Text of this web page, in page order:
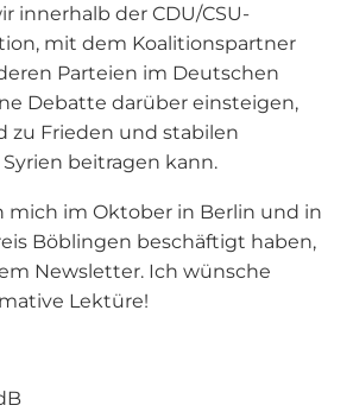
innerhalb der CDU/CSU-
mit dem Koalitionspartner
Parteien im Deutschen
Debatte darüber einsteigen,
zu Frieden und stabilen
beitragen kann.
mich im Oktober in Berlin und in
Böblingen beschäftigt haben,
Newsletter. Ich wünsche
Lektüre!